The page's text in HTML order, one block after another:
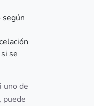
según
se
uno de
puede